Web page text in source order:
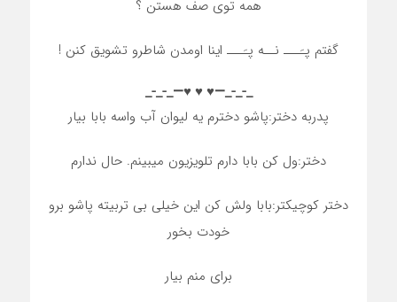
همه توی صف هستن ؟
گفتم پـَـــ نــه پـَـــ اینا اومدن شاطرو تشویق کنن !
_-_-_—♥️ ♥️ ♥️—_-_-_
پدربه دختر:پاشو دخترم یه لیوان آب واسه بابا بیار
دختر:ول کن بابا دارم تلویزیون میبینم. حال ندارم
دختر کوچیکتر:بابا ولش کن این خیلی بی تربیته پاشو برو
خودت بخور
برای منم بیار